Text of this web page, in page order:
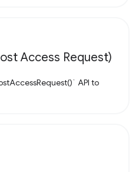
Access Request)
API to